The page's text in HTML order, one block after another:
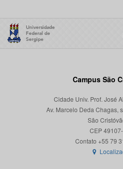
Campus São
Cidade Univ. Prof. José
Av. Marcelo Deda Chagas,
São
CEP